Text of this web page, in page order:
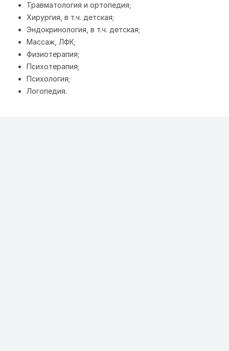
Травматология и ортопедия;
Хирургия, в т.ч. детская;
Эндокринология, в т.ч. детская;
Массаж, ЛФК;
Физиотерапия;
Психотерапия;
Психология;
Логопедия.